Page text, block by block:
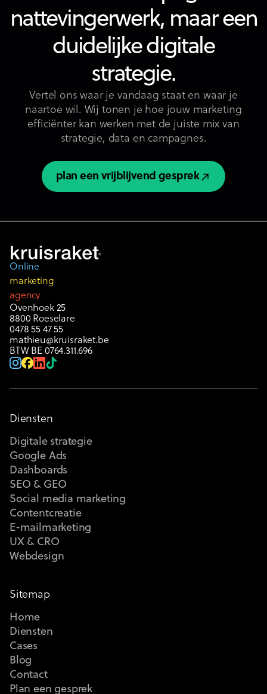
nattevingerwerk, maar een
duidelijke digitale
strategie.
Vertel ons waar je vandaag staat en waar je
naartoe wil. Wij tonen je hoe jouw marketing
efficiënter kan werken met de juiste mix van
strategie, data en campagnes.
plan een vrijblijvend gesprek
plan een vrijblijvend gesprek
Online
marketing
agency
Ovenhoek 25
8800 Roeselare
0478 55 47 55
mathieu@kruisraket.be
BTW BE 0764.311.696
Diensten
Digitale strategie
Google Ads
Dashboards
SEO & GEO
Social media marketing
Contentcreatie
E-mailmarketing
UX & CRO
Webdesign
Sitemap
Home
Diensten
Cases
Blog
Contact
Plan een gesprek